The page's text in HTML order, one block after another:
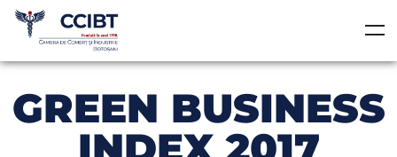
GREEN BUSINESS